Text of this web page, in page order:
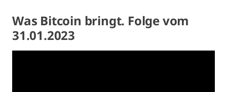
Was Bitcoin bringt. Folge vom
31.01.2023